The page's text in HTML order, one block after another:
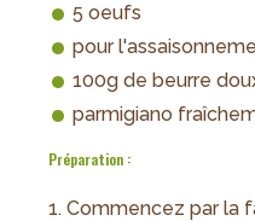
5 oeufs
pour
100g de beurre
parmigiano
Préparation :
Commencez par la